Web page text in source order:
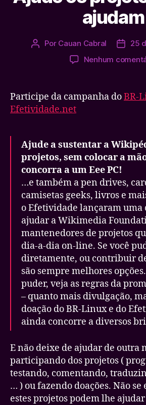
ajudam
Autor
Por Cauan Cabral
Data
25
Nenhum
Participe da campanha doBR-
Efetividade.net
Ajude a sustentar a
projetos, sem colocar a
concorra a um Eee PC!
…e também a pen drives,
camisetas geeks, livros e
oEfetividade lançaram uma
ajudar a Wikimedia
mantenedores de projetos
dia-a-dia on-line. Se você
diretamente, ou contribuir
são sempre melhores
puder, veja as regras da
– quanto mais divulgação,
doação do BR-Linux e do
ainda concorre a diversos
E não deixe de ajudar de outra
participando dos projetos (
testando, comentando,
… ) ou fazendo doações. Não se
estes projetos podem lhe